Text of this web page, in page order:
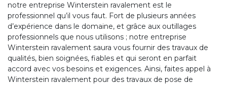
notre entreprise Winterstein ravalement est le
professionnel qu’il vous faut. Fort de plusieurs années
d’expérience dans le domaine, et grâce aux outillages
professionnels que nous utilisons ; notre entreprise
Winterstein ravalement saura vous fournir des travaux de
qualités, bien soignées, fiables et qui seront en parfait
accord avec vos besoins et exigences. Ainsi, faites appel à
Winterstein ravalement pour des travaux de pose de